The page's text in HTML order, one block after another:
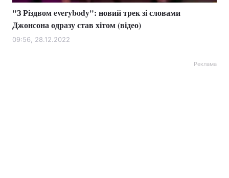
"З Різдвом everybody": новий трек зі словами
Джонсона одразу став хітом (відео)
09:56, 28.12.2022
Реклама